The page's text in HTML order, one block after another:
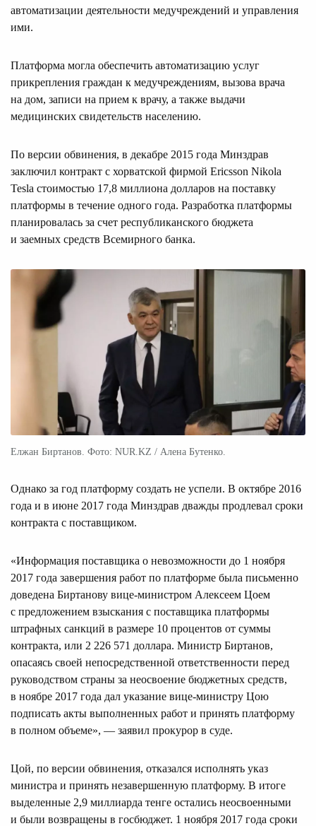
автоматизации деятельности медучреждений и управления
ими.
Платформа могла обеспечить автоматизацию услуг
прикрепления граждан к медучреждениям, вызова врача
на дом, записи на прием к врачу, а также выдачи
медицинских свидетельств населению.
По версии обвинения, в декабре 2015 года Минздрав
заключил контракт с хорватской фирмой Ericsson Nikola
Tesla стоимостью 17,8 миллиона долларов на поставку
платформы в течение одного года. Разработка платформы
планировалась за счет республиканского бюджета
и заемных средств Всемирного банка.
Елжан Биртанов. Фото: NUR.KZ / Алена Бутенко.
Однако за год платформу создать не успели. В октябре 2016
года и в июне 2017 года Минздрав дважды продлевал сроки
контракта с поставщиком.
«Информация поставщика о невозможности до 1 ноября
2017 года завершения работ по платформе была письменно
доведена Биртанову вице-министром Алексеем Цоем
с предложением взыскания с поставщика платформы
штрафных санкций в размере 10 процентов от суммы
контракта, или 2 226 571 доллара. Министр Биртанов,
опасаясь своей непосредственной ответственности перед
руководством страны за неосвоение бюджетных средств,
в ноябре 2017 года дал указание вице-министру Цою
подписать акты выполненных работ и принять платформу
в полном объеме», — заявил прокурор в суде.
Цой, по версии обвинения, отказался исполнять указ
министра и принять незавершенную платформу. В итоге
выделенные 2,9 миллиарда тенге остались неосвоенными
и были возвращены в госбюджет. 1 ноября 2017 года сроки